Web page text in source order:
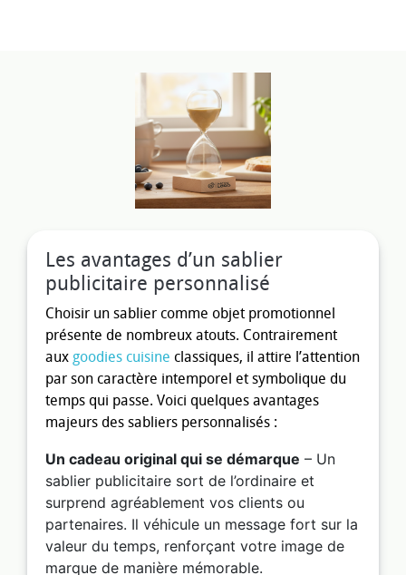
Les avantages d’un sablier
publicitaire personnalisé
Choisir un sablier comme objet promotionnel
présente de nombreux atouts. Contrairement
aux goodies cuisine classiques, il attire l’attention
par son caractère intemporel et symbolique du
temps qui passe. Voici quelques avantages
majeurs des sabliers personnalisés :
Un cadeau original qui se démarque – Un
sablier publicitaire sort de l’ordinaire et
surprend agréablement vos clients ou
partenaires. Il véhicule un message fort sur la
valeur du temps, renforçant votre image de
marque de manière mémorable.